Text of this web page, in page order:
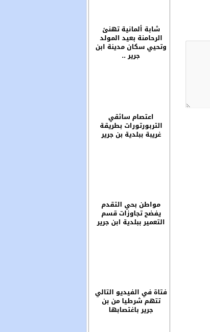
شابة ألمانية تهنئ
الرحامنة بعيد المولد
وتحيي سكان مدينة ابن
جرير ..
اعتصام سائقي
التربورتورات بطريقة
غريبة ببلدية بن جرير
مواطن بحي التقدم
يفضح تجاوزات قسم
التعمير ببلدية ابن جرير
فتاة في الفيديو التالي
تتهم شرطيا من بن
جرير باغتصابها